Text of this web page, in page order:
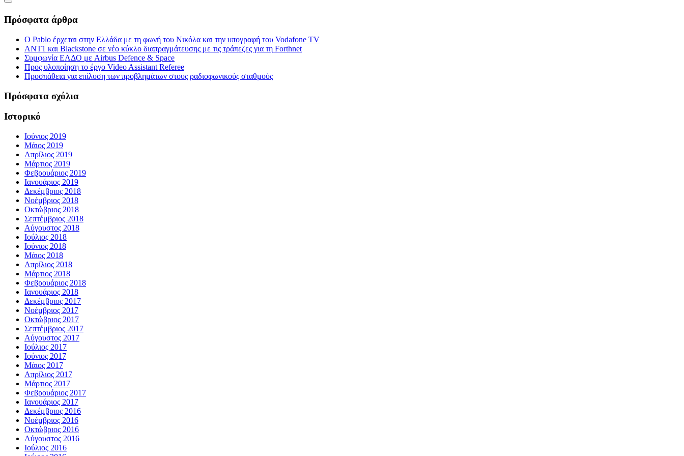
Πρόσφατα άρθρα
Ο Pablo έρχεται στην Ελλάδα με τη φωνή του Νικόλα και την υπογραφή του Vodafone TV
ΑΝΤ1 και Blackstone σε νέο κύκλο διαπραγμάτευσης με τις τράπεζες για τη Forthnet
Συμφωνία ΕΛΔΟ με Airbus Defence & Space
Προς υλοποίηση το έργο Video Assistant Referee
Προσπάθεια για επίλυση των προβλημάτων στους ραδιοφωνικούς σταθμούς
Πρόσφατα σχόλια
Ιστορικό
Ιούνιος 2019
Μάιος 2019
Απρίλιος 2019
Μάρτιος 2019
Φεβρουάριος 2019
Ιανουάριος 2019
Δεκέμβριος 2018
Νοέμβριος 2018
Οκτώβριος 2018
Σεπτέμβριος 2018
Αύγουστος 2018
Ιούλιος 2018
Ιούνιος 2018
Μάιος 2018
Απρίλιος 2018
Μάρτιος 2018
Φεβρουάριος 2018
Ιανουάριος 2018
Δεκέμβριος 2017
Νοέμβριος 2017
Οκτώβριος 2017
Σεπτέμβριος 2017
Αύγουστος 2017
Ιούλιος 2017
Ιούνιος 2017
Μάιος 2017
Απρίλιος 2017
Μάρτιος 2017
Φεβρουάριος 2017
Ιανουάριος 2017
Δεκέμβριος 2016
Νοέμβριος 2016
Οκτώβριος 2016
Αύγουστος 2016
Ιούλιος 2016